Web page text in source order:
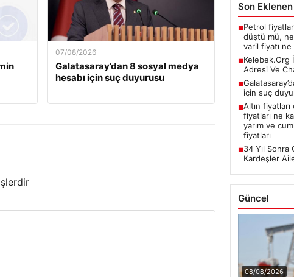
07/08/2026
Galatasaray’dan 8 sosyal medya
hesabı için suç duyurusu
Son
■Petrol
düştü mü,
varil fiyatı ne
■Kelebek.Org
Adresi Ve
■
için suç
■Altın fiyatları
fiyatları ne
yarım ve
fiyatları
■34 Yıl Sonra
Kardeşler
Güncel
08/08/2026